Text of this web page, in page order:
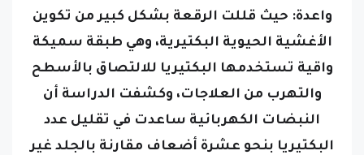
الأغشية الحيوية البكتيرية، وهي طبقة سميكة
واقية تستخدمها البكتيريا للالتصاق بالأسطح
والتهرب من العلاجات، وكشفت الدراسة أن
النبضات الكهربائية ساعدت في تقليل عدد
البكتيريا بنحو عشرة أضعاف مقارنة بالجلد غير
المعالج.